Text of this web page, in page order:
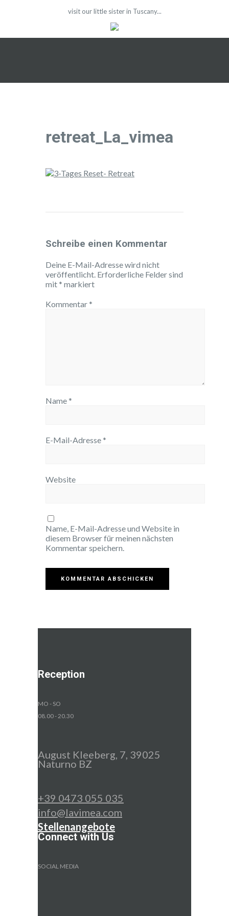
visit our little sister in Tuscany...
retreat_La_vimea
Schreibe einen Kommentar
Deine E-Mail-Adresse wird nicht
veröffentlicht. Erforderliche Felder sind
mit* markiert
Kommentar*
Name*
E-Mail-Adresse*
Website
Name, E-Mail-Adresse und Website in
diesem Browser für meinen nächsten
Kommentar speichern.
Reception
MO - SO
08.00 - 20.30
August Kleeberg, 7, 39025
Naturno BZ
+39 0473 055 035
info@lavimea.com
Stellenangebote
Connect with Us
SOCIAL MEDIA